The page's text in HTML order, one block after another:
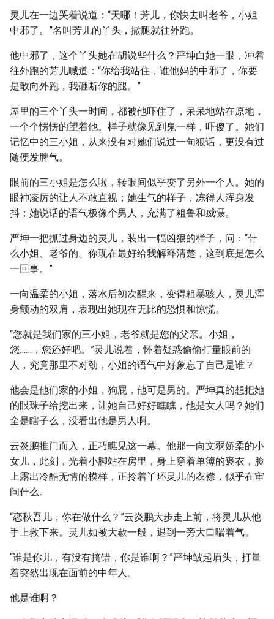
灵儿在一边哭着说道：“天哪！芳儿，你快去叫老爷，小姐
中邪了。”名叫芳儿的丫头，撒腿就往外跑。
他中邪了，这个丫头她在胡说些什么？严坤白她一眼，冲着
往外跑的芳儿喊道：“你给我站住，谁他妈的中邪了，你要
是敢向外跑，我砸断你的腿。”
屋里的三个丫头一时间，都被他吓住了，呆呆地站在原地，
一个个愣愣的望着他。样子就像见到鬼一样，吓傻了。她们
记忆中的三小姐，从来没有对她们说过一句狠话，更没有过
随便发脾气。
眼前的三小姐是怎么啦，转眼间似乎变了另外一个人。她的
眼神凌厉的让人不敢直视；她生气的样子，冻得人浑身发
抖；她说话的语气极像个男人，充满了粗鲁和威慑。
严坤一把抓过身边的灵儿，装出一幅凶狠的样子，问：“什
么小姐、老爷的。你现在最好给我解释清楚，这到底是怎么
一回事。”
一向温柔的小姐，落水后初次醒来，变得粗暴骇人，灵儿浑
身颤动的双肩，表现出她现在无比的恐惧和惊慌。
“您就是我们家的三小姐，老爷就是您的父亲。小姐，
您……，您还好吧。”灵儿说着，怀着疑惑偷偷打量眼前的
人，究竟那里不对劲，小姐的语气中好象忘了自己是谁？
他会是他们家的小姐，狗屁，他可是男的。严坤真的想把她
的眼珠子给挖出来，让她自己好好瞧瞧，他是女人吗？她们
全是瞎子么，没看出他是男人啊。
云炎鹏推门而入，正巧瞧见这一幕。他那一向文弱娇柔的小
女儿，此刻，光着小脚站在房里，身上穿着单簿的褒衣，脸
上露出冷酷无情的模样，正拎着丫环灵儿的衣襟，似乎在审
问什么。
“恋秋吾儿，你在做什么？”云炎鹏大步走上前，将灵儿从他
手上救下来。灵儿如被大赦一般，退到一旁大口喘着气。
“谁是你儿，有没有搞错，你是谁啊？”严坤皱起眉头，打量
着突然出现在面前的中年人。
他是谁啊？